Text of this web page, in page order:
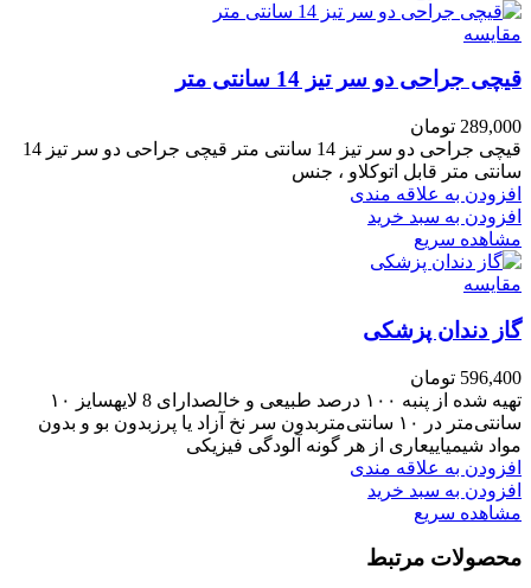
مقایسه
قیچی جراحی دو سر تیز 14 سانتی متر
289,000 تومان
قیچی جراحی دو سر تیز 14 سانتی متر قیچی جراحی دو سر تیز 14
سانتی متر قابل اتوکلاو ، جنس
افزودن به علاقه مندی
افزودن به سبد خرید
مشاهده سریع
مقایسه
گاز دندان پزشکی
596,400 تومان
تهیه شده از پنبه ۱۰۰ درصد طبیعی و خالصدارای 8 لایهسایز ۱۰
سانتی‌متر در ۱۰ سانتی‌متربدون سر نخ آزاد یا پرزبدون بو و بدون
مواد شیمیاییعاری از هر گونه آلودگی فیزیکی
افزودن به علاقه مندی
افزودن به سبد خرید
مشاهده سریع
محصولات مرتبط